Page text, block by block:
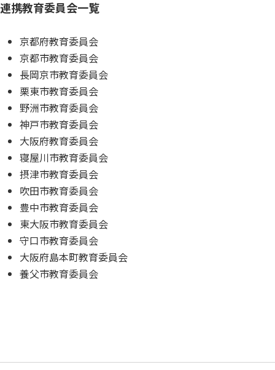
連携教育委員会一覧
京都府教育委員会
京都市教育委員会
長岡京市教育委員会
栗東市教育委員会
野洲市教育委員会
神戸市教育委員会
大阪府教育委員会
寝屋川市教育委員会
摂津市教育委員会
吹田市教育委員会
豊中市教育委員会
東大阪市教育委員会
守口市教育委員会
大阪府島本町教育委員会
養父市教育委員会